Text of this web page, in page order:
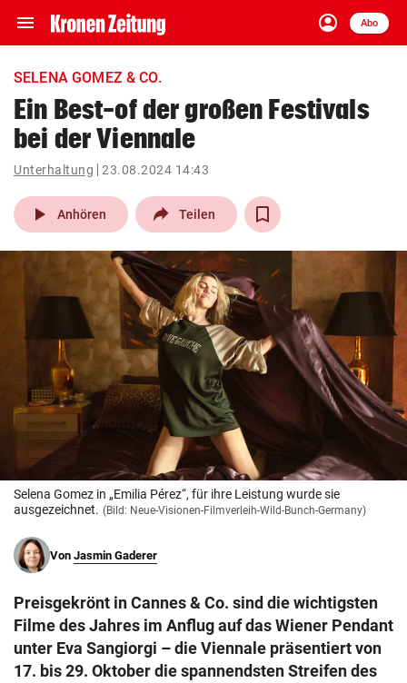
menu Navigation
ein-/ausklappen
account_circle
Anmelden
Abo
close Schließen
account_circle Anmelden
pin_drop
Wien arrow_right
bookmark
Suchbegriff
eingeben
© Krone Multimedia GmbH & Co KG 2026
Muthgasse 2, 1190 Wien
SELENA GOMEZ & CO.
Ein Best-of der großen Festivals
bei der Viennale
Unterhaltung 23.08.2024 14:43
play_arrow Anhören Teilen
Selena Gomez in „Emilia Pérez“, für ihre Leistung wurde sie
ausgezeichnet. (Bild: Neue-Visionen-Filmverleih-Wild-Bunch-Germany)
Von Jasmin Gaderer
Preisgekrönt in Cannes & Co. sind die wichtigsten
Filme des Jahres im Anflug auf das Wiener Pendant
unter Eva Sangiorgi – die Viennale präsentiert von
17. bis 29. Oktober die spannendsten Streifen des